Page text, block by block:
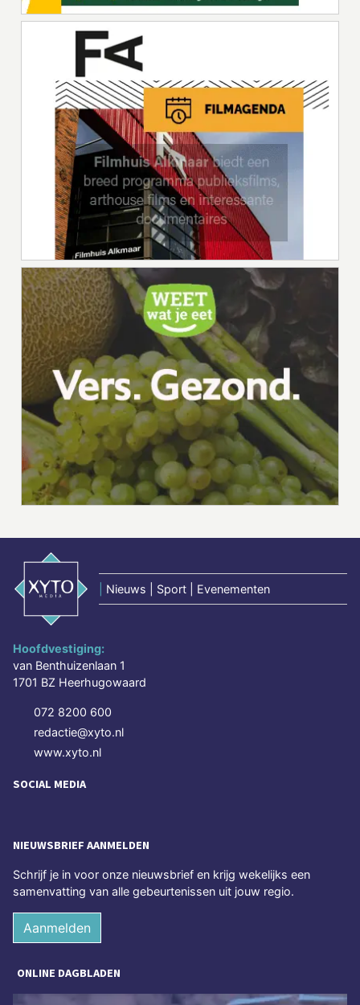
Nieuws | Sport | Evenementen
Hoofdvestiging:
van Benthuizenlaan 1
1701 BZ Heerhugowaard
072 8200 600
redactie@xyto.nl
www.xyto.nl
SOCIAL MEDIA
NIEUWSBRIEF AANMELDEN
Schrijf je in voor onze nieuwsbrief en krijg wekelijks een
samenvatting van alle gebeurtenissen uit jouw regio.
Aanmelden
ONLINE DAGBLADEN